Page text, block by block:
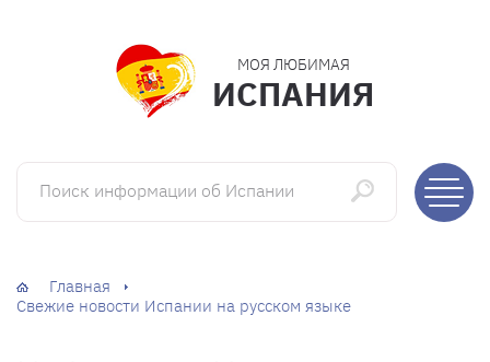
МОЯ ЛЮБИМАЯ
ИСПАНИЯ
Поиск информации об Испании
Главная
Свежие новости Испании на русском языке